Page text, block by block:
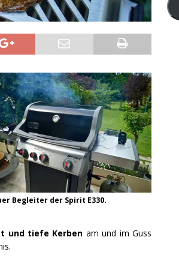
Begleiter der Spirit E330.
und tiefe Kerben am und im Guss